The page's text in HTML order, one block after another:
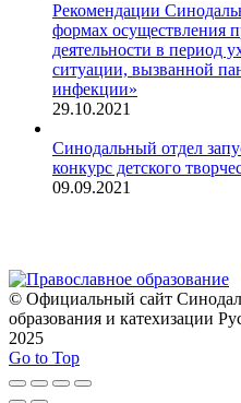
Рекомендации
формах осуществления
деятельности в период
ситуации, вызванной
инфекции»
29.10.2021
Синодальный отдел
конкурс детского
09.09.2021
© Официальный сайт
образования и катехизации
2025
Go to Top